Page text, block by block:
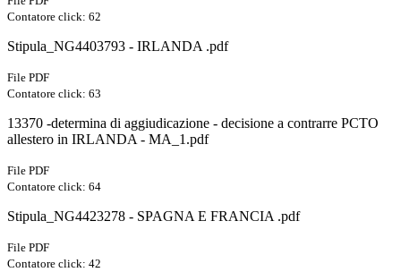
Contatore click: 62
Stipula_NG4403793 - IRLANDA .pdf
File PDF
Contatore click: 63
13370 -determina di aggiudicazione - decisione a contrarre PCTO
allestero in IRLANDA - MA_1.pdf
File PDF
Contatore click: 64
Stipula_NG4423278 - SPAGNA E FRANCIA .pdf
File PDF
Contatore click: 42